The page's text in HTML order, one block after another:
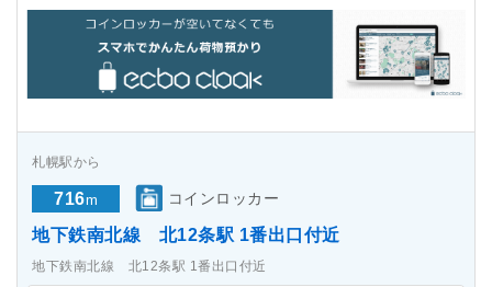
札幌駅から
716m コインロッカー
地下鉄南北線 北12条駅 1番出口付近
地下鉄南北線 北12条駅 1番出口付近